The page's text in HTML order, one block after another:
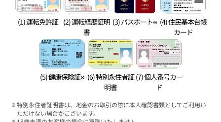
(1) 運転免許証 (2) 運転経歴証明
書
(3) パスポート※ (4) 住民基本台帳
カード
(5) 健康保険証※ (6) 特別永住者証
明書
(7) 個人番号カー
ド
特別永住者証明書は、地金のお取引の際に本人確認書類としてご利用い
ただけない場合がございます。